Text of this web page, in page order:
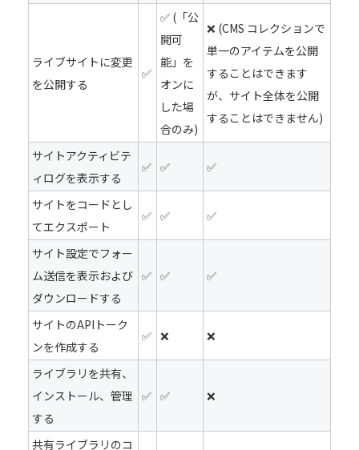
ライブサイトに変更
を公開する
✅
✅ (「公
開可
能」を
オンに
した場
合のみ)
❌ (CMS コレクションで
単一のアイテムを公開
することはできます
が、サイト全体を公開
することはできません)
サイトアクティビテ
ィログを表示する
✅ ✅ ✅
サイトをコードとし
てエクスポート
✅ ✅ ✅
サイト設定でフォー
ム送信を表示および
ダウンロードする
✅ ✅ ✅
サイトのAPIトーク
ンを作成する
✅ ❌ ❌
ライブラリを共有、
インストール、管理
する
✅ ✅ ❌
共有ライブラリのコ